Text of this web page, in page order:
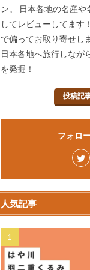
ン。 日本各地の名産
してレビューしてます
で偏ってお取り寄せし
日本各地へ旅行しなが
を発掘！
投稿記
フォロ
人気記事